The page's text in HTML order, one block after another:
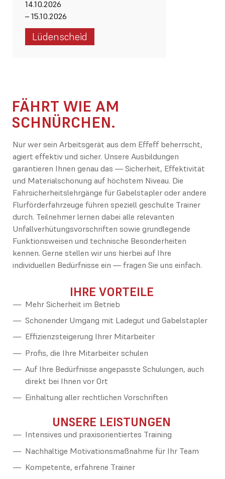
14.10.2026
–15.10.2026
Lüdenscheid
FÄHRT WIE AM
SCHNÜRCHEN.
Nur wer sein Arbeitsgerät aus dem Effeff beherrscht,
agiert effektiv und sicher. Unsere Ausbildungen
garantieren Ihnen genau das — Sicherheit, Effektivität
und Materialschonung auf höchstem Niveau. Die
Fahrsicherheitslehrgänge für Gabelstapler oder andere
Flurförderfahrzeuge führen speziell geschulte Trainer
durch. Teilnehmer lernen dabei alle relevanten
Unfallverhütungsvorschriften sowie grundlegende
Funktionsweisen und technische Besonderheiten
kennen. Gerne stellen wir uns hierbei auf Ihre
individuellen Bedürfnisse ein — fragen Sie uns einfach.
IHRE VORTEILE
Mehr Sicherheit im Betrieb
Schonender Umgang mit Ladegut und Gabelstapler
Effizienzsteigerung Ihrer Mitarbeiter
Profis, die Ihre Mitarbeiter schulen
Auf Ihre Bedürfnisse angepasste Schulungen, auch
direkt bei Ihnen vor Ort
Einhaltung aller rechtlichen Vorschriften
UNSERE LEISTUNGEN
Intensives und praxisorientiertes Training
Nachhaltige Motivationsmaßnahme für Ihr Team
Kompetente, erfahrene Trainer